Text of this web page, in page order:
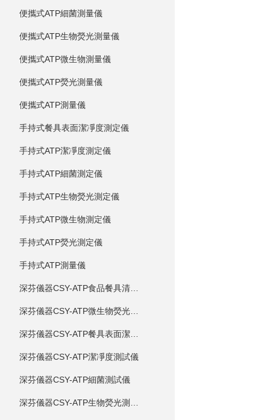
便攜式ATP細菌測量儀
便攜式ATP生物熒光測量儀
便攜式ATP微生物測量儀
便攜式ATP熒光測量儀
便攜式ATP測量儀
手持式餐具表面潔凈度測定儀
手持式ATP潔凈度測定儀
手持式ATP細菌測定儀
手持式ATP生物熒光測定儀
手持式ATP微生物測定儀
手持式ATP熒光測定儀
手持式ATP測量儀
深芬儀器CSY-ATP潔凈度測試儀
深芬儀器CSY-ATP細菌測試儀